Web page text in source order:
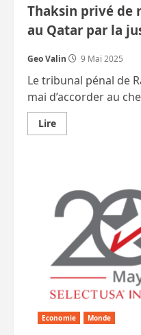
Thaksin privé de
au Qatar par la
Geo Valin 9 Mai 2025
Le tribunal pénal de
mai d’accorder au
LireEn
savoir
rencontre
avec
Trump
au
justice
thaïlandaise
Economie Monde